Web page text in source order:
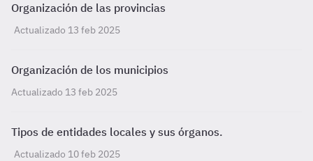
Organización de las provincias
Actualizado 13 feb 2025
Organización de los municipios
Actualizado 13 feb 2025
Tipos de entidades locales y sus órganos.
Actualizado 10 feb 2025